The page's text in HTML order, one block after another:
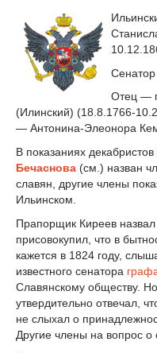
Сенатор
Отец —
(Илинский) (18.8.1766-
— Антонина-Элеонора
В показаниях декабристов
Бечаснова (см.) назван
славян, другие члены
Ильинском.
Прапорщик Киреев
присовокупил, что в
кажется в 1824 году,
известного сенатора
Славянскому обществу.
утвердительно отвечал,
не слыхал о
Другие члены на вопрос о